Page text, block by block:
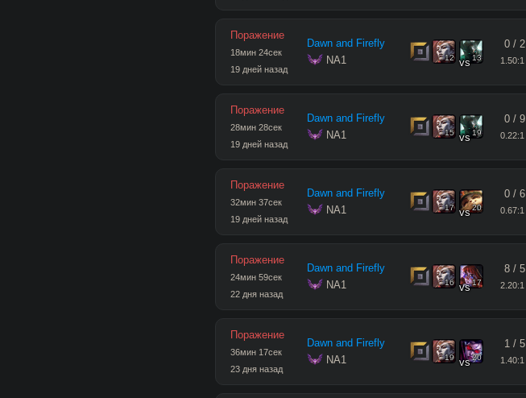
Поражение
18мин 24сек
19 дней назад
Dawn and Firefly
NA1
12 vs 13
0/ 2
Поражение
28мин 28сек
19 дней назад
Dawn and Firefly
NA1
15 vs 19
0/ 9
0.22:1
Поражение
32мин 37сек
19 дней назад
Dawn and Firefly
NA1
17 vs20
0/ 6
0.67:1
Поражение
24мин 59сек
22 дня назад
Dawn and Firefly
NA1
16 vs17
8/ 5
2.20:1
Поражение
36мин 17сек
23 дня назад
Dawn and Firefly
NA1
19 vs20
1 / 5